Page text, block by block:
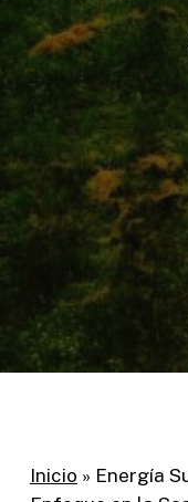
Inicio » Energía